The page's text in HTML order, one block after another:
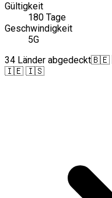
Gültigkeit
180 Tage
Geschwindigkeit
5G
34 Länder abgedeckt🇧🇪
🇮🇪 🇮🇸